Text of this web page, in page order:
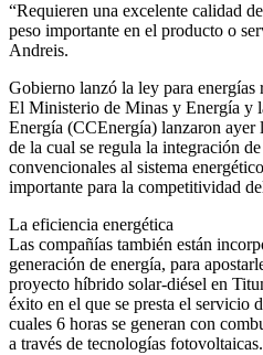
“Requieren una excelente calidad
peso importante en el producto o
Andreis.
Gobierno lanzó la ley para energías
El Ministerio de Minas y Energía y
Energía (CCEnergía) lanzaron
de la cual se regula la integración
convencionales al sistema
importante para la competitividad
La eficiencia energética
Las compañías también están
generación de energía, para
proyecto híbrido solar-diésel en
éxito en el que se presta el servicio
cuales 6 horas se generan con
a través de tecnologías fotovoltaicas.